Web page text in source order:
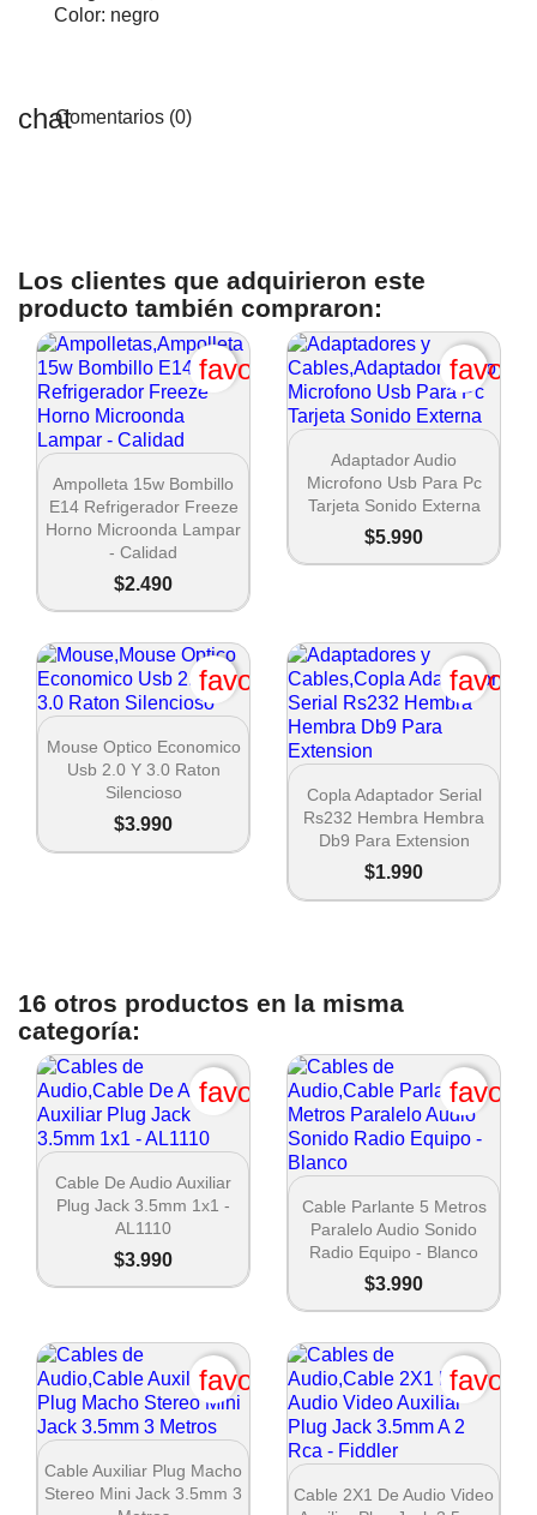
Color: negro
Comentarios (0)
Los clientes que adquirieron este
producto también compraron:
 Vista rápida
Ampolleta 15w Bombillo
E14 Refrigerador Freeze
Horno Microonda Lampar
- Calidad
$2.490
favorite_border
 Vista rápida
Adaptador Audio
Microfono Usb Para Pc
Tarjeta Sonido Externa
$5.990
 Vista rápida
Mouse Optico Economico
Usb 2.0 Y 3.0 Raton
Silencioso
$3.990
favorite_border
 Vista rápida
Copla Adaptador Serial
Rs232 Hembra Hembra
Db9 Para Extension
$1.990
16 otros productos en la misma
categoría:
 Vista rápida
Cable De Audio Auxiliar
Plug Jack 3.5mm 1x1 -
AL1110
$3.990
favorite_border
 Vista rápida
Cable Parlante 5 Metros
Paralelo Audio Sonido
Radio Equipo - Blanco
$3.990
 Vista rápida
Cable Auxiliar Plug Macho
Stereo Mini Jack 3.5mm 3
favorite_border
 Vista rápida
Cable 2X1 De Audio Video
Crear lista de deseos